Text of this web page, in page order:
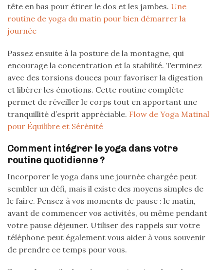
tête en bas pour étirer le dos et les jambes. Une
routine de yoga du matin pour bien démarrer la
journée
Passez ensuite à la posture de la montagne, qui
encourage la concentration et la stabilité. Terminez
avec des torsions douces pour favoriser la digestion
et libérer les émotions. Cette routine complète
permet de réveiller le corps tout en apportant une
tranquillité d’esprit appréciable. Flow de Yoga Matinal
pour Équilibre et Sérénité
Comment intégrer le yoga dans votre
routine quotidienne ?
Incorporer le yoga dans une journée chargée peut
sembler un défi, mais il existe des moyens simples de
le faire. Pensez à vos moments de pause : le matin,
avant de commencer vos activités, ou même pendant
votre pause déjeuner. Utiliser des rappels sur votre
téléphone peut également vous aider à vous souvenir
de prendre ce temps pour vous.